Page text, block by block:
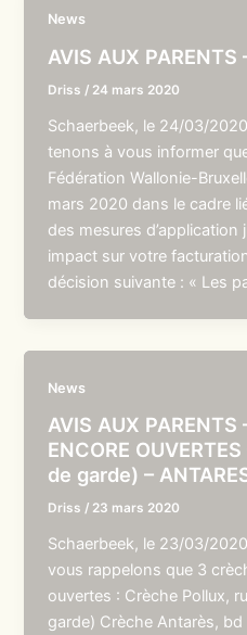
News
AVIS AUX PARENTS
Driss / 24 mars 2020
Schaerbeek, le 24/03/
tenons à vous informer
Fédération Wallonie-
mars 2020 dans le cadre
des mesures d’application
impact sur votre
décision suivante : « Les
News
AVIS AUX PARENTS
ENCORE
de garde) –
Driss / 23 mars 2020
Schaerbeek, le 23/03/
vous rappelons que 3
ouvertes : Crèche Pollux,
garde) Crèche Antarès,